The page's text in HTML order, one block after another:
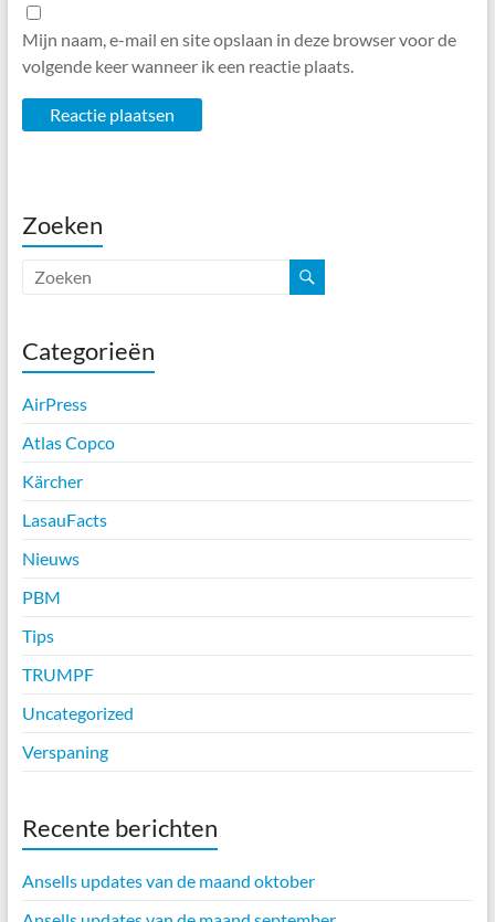
Mijn naam, e-mail en site opslaan in deze browser voor de
volgende keer wanneer ik een reactie plaats.
Zoeken
Categorieën
AirPress
Atlas Copco
Kärcher
LasauFacts
Nieuws
PBM
Tips
TRUMPF
Uncategorized
Verspaning
Recente berichten
Ansells updates van de maand oktober